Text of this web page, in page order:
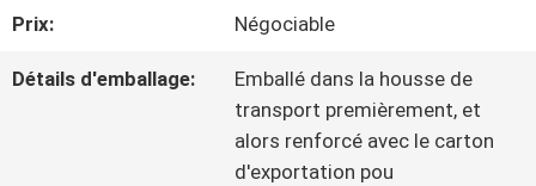
NOUS
Prix: Négociable
Détails d'emballage:
Emballé dans la housse de
transport premièrement, et
alors renforcé avec le carton
d'exportation pou